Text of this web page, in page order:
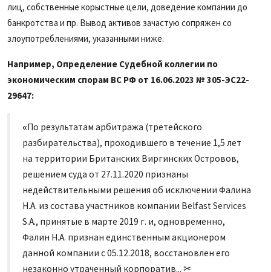
лиц, собственные корыстные цели, доведение компании до
банкротства и пр. Вывод активов зачастую сопряжен со
злоупотреблениями, указанными ниже.
Например, Определение Судебной коллегии по
экономическим спорам ВС РФ от 16.06.2023 № 305-ЭС22-
29647:
«По результатам арбитража (третейского
разбирательства), проходившего в течение 1,5 лет
на территории Британских Виргинских Островов,
решением суда от 27.11.2020 признаны
недействительными решения об исключении Фалина
Н.А. из состава участников компании Belfast Services
S.A., принятые в марте 2019 г. и, одновременно,
Фалин Н.А. признан единственным акционером
данной компании с 05.12.2018, восстановлен его
незаконно утраченный корпоратив... ✂